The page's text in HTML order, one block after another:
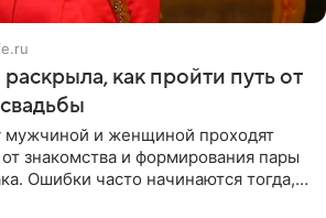
как пройти путь от
и женщиной проходят
знакомства и формирования пары
Ошибки часто начинаются тогда,